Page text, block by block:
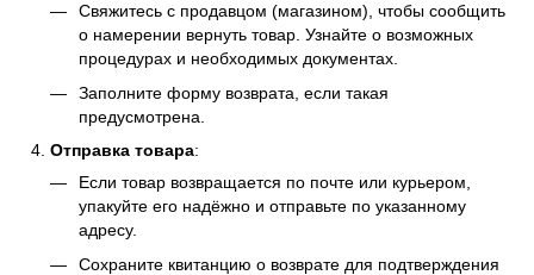
Свяжитесь с продавцом (магазином), чтобы сообщить
о намерении вернуть товар. Узнайте о возможных
процедурах и необходимых документах.
Заполните форму возврата, если такая
предусмотрена.
Отправка товара:
Если товар возвращается по почте или курьером,
упакуйте его надёжно и отправьте по указанному
адресу.
Сохраните квитанцию о возврате для подтверждения